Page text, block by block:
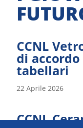
CCNL
di
tabellari
22 Aprile 2026
CCNL